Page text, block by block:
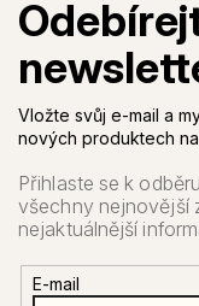
Vložte svůj e-mail a
nových produktech
E-mail